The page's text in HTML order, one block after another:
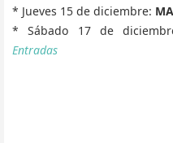
* Jueves 15 de diciembre:
* Sábado 17 de
Entradas